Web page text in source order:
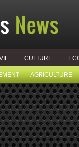
CULTURE
AGRICULTURE